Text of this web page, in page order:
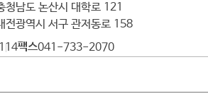
청남도 논산시 대학로 121
전광역시 서구 관저동로 158
팩스 041-733-2070